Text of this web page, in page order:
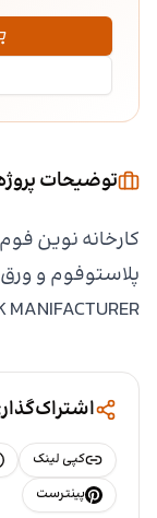
توضیحات
کارخانه نوین
MANIFACTURER
کپی لینک
پینترست